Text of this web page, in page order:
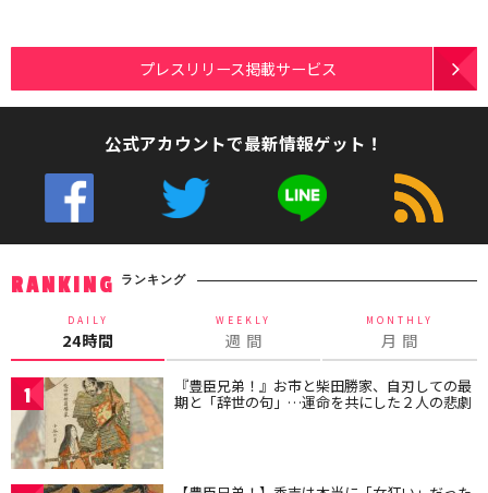
プレスリリース掲載サービス
公式アカウントで最新情報ゲット！
RANKING ランキング
DAILY
24時間
WEEKLY
週 間
MONTHLY
月 間
1 『豊臣兄弟！』お市と柴田勝家、自刃しての最
期と「辞世の句」…運命を共にした２人の悲劇